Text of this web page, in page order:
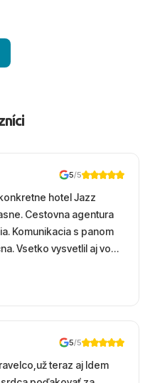
5/5
hotel Jazz
Cestovna agentura
Komunikacia s panom
Vsetko vysvetlil aj vo
Hotel
prostredie, more,
5/5
teraz aj Idem